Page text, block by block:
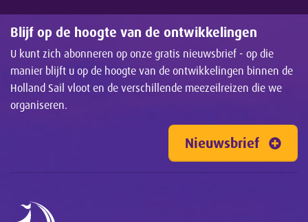
Blijf op de hoogte van de ontwikkelingen
U kunt zich abonneren op onze gratis nieuwsbrief - op die
manier blijft u op de hoogte van de ontwikkelingen binnen de
Holland Sail vloot en de verschillende meezeilreizen die we
organiseren.
Nieuwsbrief